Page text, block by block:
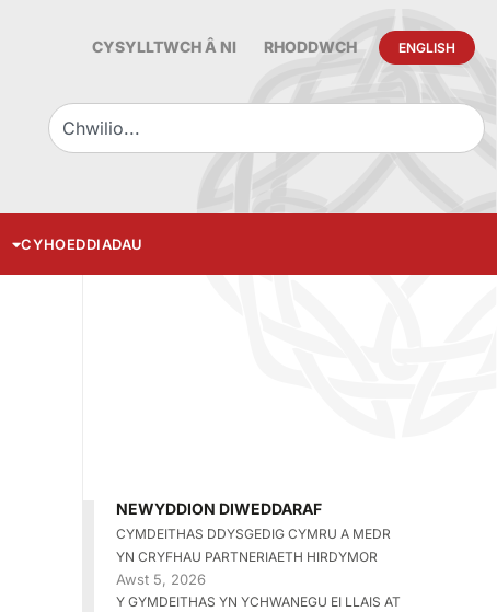
CYSYLLTWCH Â NI RHODDWCH ENGLISH
CYHOEDDIADAU
NEWYDDION DIWEDDARAF
CYMDEITHAS DDYSGEDIG CYMRU A MEDR
YN CRYFHAU PARTNERIAETH HIRDYMOR
Awst 5, 2026
Y GYMDEITHAS YN YCHWANEGU EI LLAIS AT